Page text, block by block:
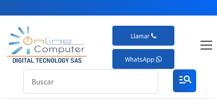
Llamar
WhatsApp
manage_search